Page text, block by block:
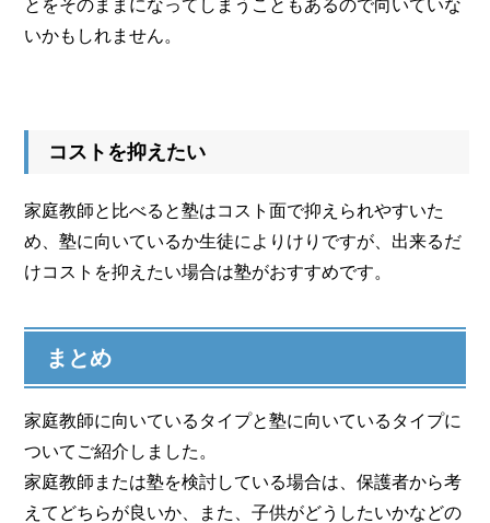
とをそのままになってしまうこともあるので向いていな
いかもしれません。
コストを抑えたい
家庭教師と比べると塾はコスト面で抑えられやすいた
め、塾に向いているか生徒によりけりですが、出来るだ
けコストを抑えたい場合は塾がおすすめです。
まとめ
家庭教師に向いているタイプと塾に向いているタイプに
ついてご紹介しました。
家庭教師または塾を検討している場合は、保護者から考
えてどちらが良いか、また、子供がどうしたいかなどの